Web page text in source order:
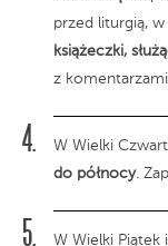
przed liturgią,
książeczki,
z
W Wielki
do północy.
W Wielki Piątek